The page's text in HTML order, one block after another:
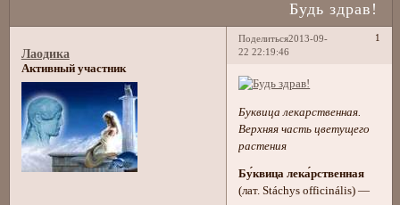
Будь здрав!
Поделиться 1
2013-09-
22 22:19:46
Лаодика
Активный участник
Буквица лекарственная.
Верхняя часть цветущего
растения
Бу́квица лека́рственная
(лат. Stáchys officinális) —